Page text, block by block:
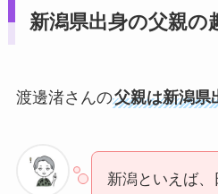
新潟県出身の父親の
渡邊渚さんの父親は新潟県
新潟といえば、